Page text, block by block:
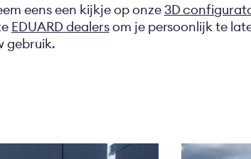
eens een kijkje op onze 3D
EDUARDdealersom je persoonlijk te
gebruik.